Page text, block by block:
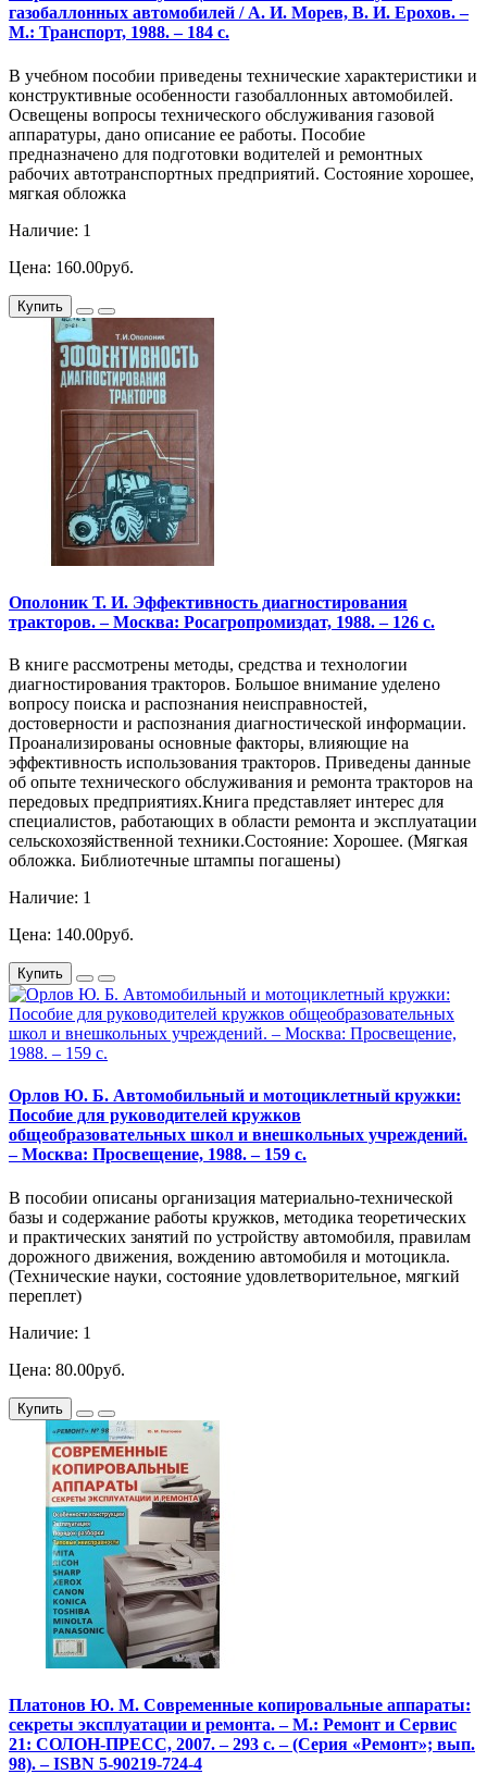
газобаллонных автомобилей / А. И. Морев, В. И. Ерохов. –
М.: Транспорт, 1988. – 184 с.
В учебном пособии приведены технические характеристики и
конструктивные особенности газобаллонных автомобилей.
Освещены вопросы технического обслуживания газовой
аппаратуры, дано описание ее работы. Пособие
предназначено для подготовки водителей и ремонтных
рабочих автотранспортных предприятий. Состояние хорошее,
мягкая обложка
Наличие: 1
Цена: 160.00руб.
Купить
Ополоник Т. И. Эффективность диагностирования
тракторов. – Москва: Росагропромиздат, 1988. – 126 с.
В книге рассмотрены методы, средства и технологии
диагностирования тракторов. Большое внимание уделено
вопросу поиска и распознания неисправностей,
достоверности и распознания диагностической информации.
Проанализированы основные факторы, влияющие на
эффективность использования тракторов. Приведены данные
об опыте технического обслуживания и ремонта тракторов на
передовых предприятиях.Книга представляет интерес для
специалистов, работающих в области ремонта и эксплуатации
сельскохозяйственной техники.Состояние: Хорошее. (Мягкая
обложка. Библиотечные штампы погашены)
Наличие: 1
Цена: 140.00руб.
Купить
Орлов Ю. Б. Автомобильный и мотоциклетный кружки:
Пособие для руководителей кружков
общеобразовательных школ и внешкольных учреждений.
– Москва: Просвещение, 1988. – 159 с.
В пособии описаны организация материально-технической
базы и содержание работы кружков, методика теоретических
и практических занятий по устройству автомобиля, правилам
дорожного движения, вождению автомобиля и мотоцикла.
(Технические науки, состояние удовлетворительное, мягкий
переплет)
Наличие: 1
Цена: 80.00руб.
Купить
Платонов Ю. М. Современные копировальные аппараты:
секреты эксплуатации и ремонта. – М.: Ремонт и Сервис
21: СОЛОН-ПРЕСС, 2007. – 293 с. – (Серия «Ремонт»; вып.
98). – ISBN 5-90219-724-4